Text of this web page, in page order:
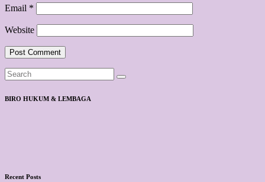
Email *
Website
BIRO HUKUM & LEMBAGA
Recent Posts